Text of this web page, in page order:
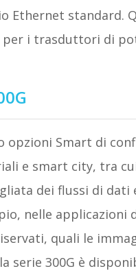
Ethernet standard.
i trasduttori di
opzioni Smart di
e smart city, tra
dei flussi di dati
nelle applicazioni
quali le
serie 300G è